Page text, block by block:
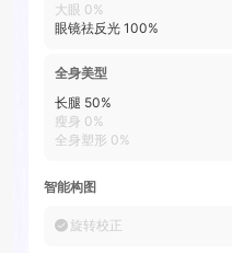
大眼 0%
眼镜祛反光 100%
全身美型
长腿 50%
瘦身 0%
全身塑形 0%
智能构图
旋转校正